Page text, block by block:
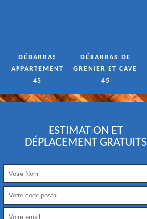
DÉBARRAS
APPARTEMENT
45
DÉBARRAS DE
GRENIER ET CAVE
45
ESTIMATION ET
DÉPLACEMENT GRATUITS